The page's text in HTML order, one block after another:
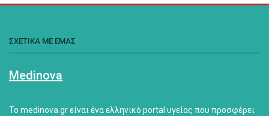
ΣΧΕΤΙΚΑ ΜΕ ΕΜΑΣ
Medinova
Το medinova.gr είναι ένα ελληνικό portal υγείας που προσφέρει